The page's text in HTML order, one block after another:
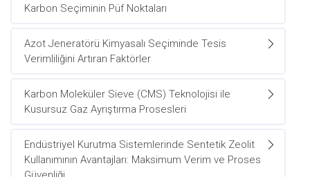
Karbon Seçiminin Püf Noktaları
Azot Jeneratörü Kimyasalı Seçiminde Tesis
Verimliliğini Artıran Faktörler
Karbon Moleküler Sieve (CMS) Teknolojisi ile
Kusursuz Gaz Ayrıştırma Prosesleri
Endüstriyel Kurutma Sistemlerinde Sentetik Zeolit
Kullanımının Avantajları: Maksimum Verim ve Proses